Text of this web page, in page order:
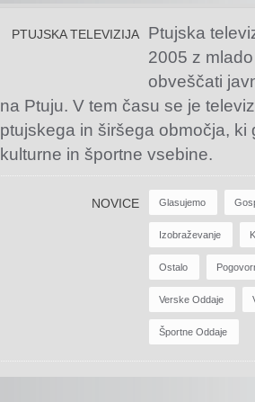
PTUJSKA TELEVIZIJA
Ptujska
2005 z
obveščati
na Ptuju. V tem času se je
ptujskega in širšega območja,
kulturne in športne vsebine.
NOVICE Glasujemo
Izobraževanje
Ostalo
Verske Oddaje
Športne Oddaje